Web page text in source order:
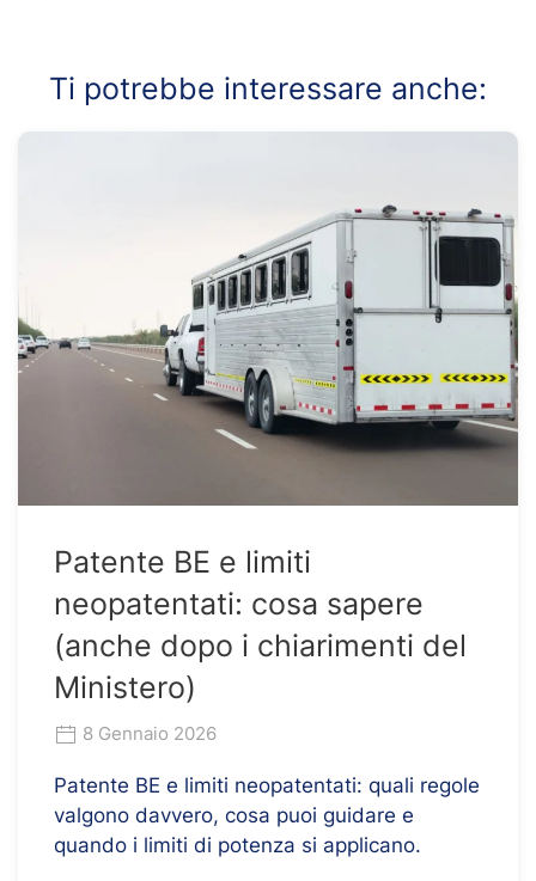
Ti potrebbe interessare anche:
Patente BE e limiti
neopatentati: cosa sapere
(anche dopo i chiarimenti del
Ministero)
8 Gennaio 2026
Patente BE e limiti neopatentati: quali regole
valgono davvero, cosa puoi guidare e
quando i limiti di potenza si applicano.